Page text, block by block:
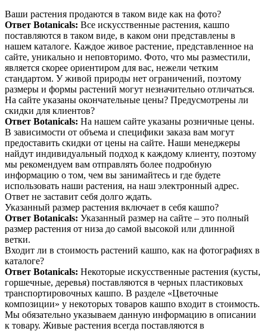
Ваши растения продаются в таком виде как на фото?
Ответ Botanicals: Все искусственные растения, кашпо
поставляются в таком виде, в каком они представлены в
нашем каталоге. Каждое живое растение, представленное на
сайте, уникально и неповторимо. Фото, что мы разместили,
является скорее ориентиром для вас, нежели четким
стандартом. У живой природы нет ограничений, поэтому
размеры и формы растений могут незначительно отличаться.
На сайте указаны окончательные цены? Предусмотрены ли
скидки для клиентов?
Ответ Botanicals: На нашем сайте указаны розничные цены.
В зависимости от объема и специфики заказа вам могут
предоставить скидки от цены на сайте. Наши менеджеры
найдут индивидуальный подход к каждому клиенту, поэтому
мы рекомендуем вам отправлять более подробную
информацию о том, чем вы занимайтесь и где будете
использовать наши растения, на наш электронный адрес.
Ответ не заставит себя долго ждать.
Указанный размер растения включает в себя кашпо?
Ответ Botanicals: Указанный размер на сайте – это полный
размер растения от низа до самой высокой или длинной
ветки.
Входит ли в стоимость растений кашпо, как на фотографиях в
каталоге?
Ответ Botanicals: Некоторые искусственные растения (кусты,
горшечные, деревья) поставляются в черных пластиковых
транспортировочных кашпо. В разделе «Цветочные
композиции» у некоторых товаров кашпо входит в стоимость.
Мы обязательно указываем данную информацию в описании
к товару. Живые растения всегда поставляются в